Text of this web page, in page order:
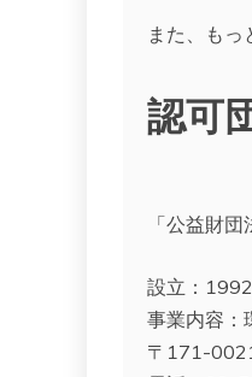
また、もっ
認可
「公益財
設立：
事業内容：
〒171-